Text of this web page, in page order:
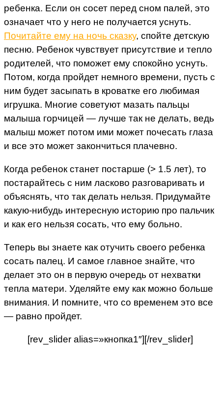
ребенка. Если он сосет перед сном палей, это
означает что у него не получается уснуть.
Почитайте ему на ночь сказку, спойте детскую
песню. Ребенок чувствует присутствие и тепло
родителей, что поможет ему спокойно уснуть.
Потом, когда пройдет немного времени, пусть с
ним будет засыпать в кроватке его любимая
игрушка. Многие советуют мазать пальцы
малыша горчицей — лучше так не делать, ведь
малыш может потом ими может почесать глаза
и все это может закончиться плачевно.
Когда ребенок станет постарше (> 1.5 лет), то
постарайтесь с ним ласково разговаривать и
объяснять, что так делать нельзя. Придумайте
какую-нибудь интересную историю про пальчик
и как его нельзя сосать, что ему больно.
Теперь вы знаете как отучить своего ребенка
сосать палец. И самое главное знайте, что
делает это он в первую очередь от нехватки
тепла матери. Уделяйте ему как можно больше
внимания. И помните, что со временем это все
— равно пройдет.
[rev_slider alias=»кнопка1″][/rev_slider]